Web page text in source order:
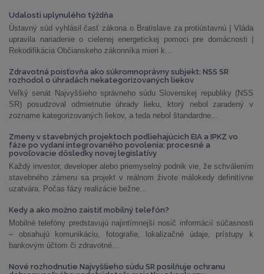
Udalosti uplynulého týždňa
Ústavný súd vyhlásil časť zákona o Bratislave za protiústavnú | Vláda
upravila nariadenie o cielenej energetickej pomoci pre domácnosti |
Rekodifikácia Občianskeho zákonníka mieri k...
Zdravotná poisťovňa ako súkromnoprávny subjekt: NSS SR
rozhodol o úhradách nekategorizovaných liekov
Veľký senát Najvyššieho správneho súdu Slovenskej republiky (NSS
SR) posudzoval odmietnutie úhrady lieku, ktorý nebol zaradený v
zozname kategorizovaných liekov, a teda nebol štandardne...
Zmeny v stavebných projektoch podliehajúcich EIA a IPKZ vo
fáze po vydaní integrovaného povolenia: procesné a
povoľovacie dôsledky novej legislatívy
Každý investor, developer alebo priemyselný podnik vie, že schválením
stavebného zámeru sa projekt v reálnom živote málokedy definitívne
uzatvára. Počas fázy realizácie bežne...
Kedy a ako možno zaistiť mobilný telefón?
Mobilné telefóny predstavujú najintímnejší nosič informácií súčasnosti
– obsahujú komunikáciu, fotografie, lokalizačné údaje, prístupy k
bankovým účtom či zdravotné...
Nové rozhodnutie Najvyššieho súdu SR posilňuje ochranu